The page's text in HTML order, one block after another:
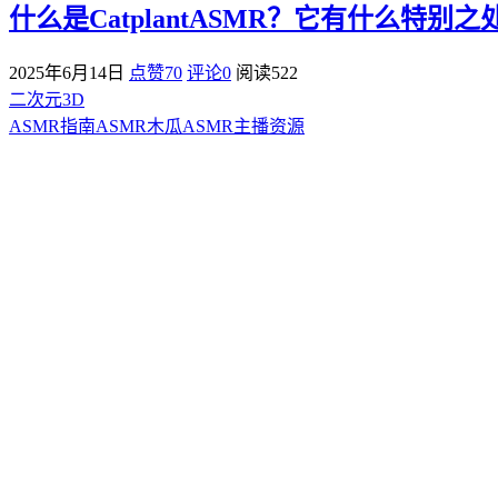
什么是CatplantASMR？它有什么特别之
2025年6月14日 点赞70 评论0 阅读522
二次元3D
ASMR指南ASMR木瓜ASMR主播资源